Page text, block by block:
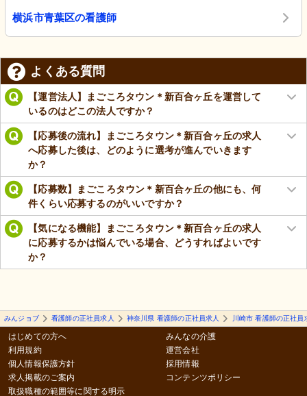
横浜市青葉区の看護師
よくある質問
【運営法人】まごころタウン＊新百合ヶ丘を運営して
いるのはどこの法人ですか？
【応募後の流れ】まごころタウン＊新百合ヶ丘の求人
へ応募した後は、どのように選考が進んでいきます
か？
【応募数】まごころタウン＊新百合ヶ丘の他にも、何
件くらい応募するのがいいですか？
【気になる機能】まごころタウン＊新百合ヶ丘の求人
に応募するかは悩んでいる場合、どうすればよいです
か？
みんジョブ 看護師の正社員求人 神奈川県 看護師の正社員求人 川崎市 看護師の正社員
はじめての方へ
利用規約
個人情報保護方針
求人掲載のご案内
取扱職種の範囲等に関する明示
みんなの介護
運営会社
採用情報
コンテンツポリシー